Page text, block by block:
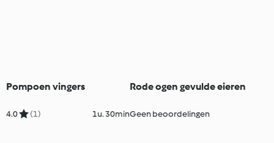
Pompoen vingers
4.0 (1) 1u. 30min
Rode ogen gevulde eieren
Geen beoordelingen